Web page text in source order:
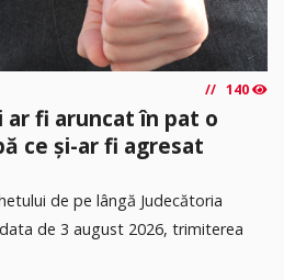
140
ar fi aruncat în pat o
ce și-ar fi agresat
de pe lângă Judecătoria
de 3 august 2026, trimiterea